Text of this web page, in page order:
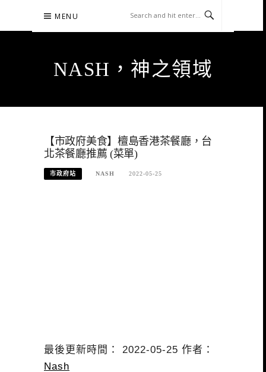
content
MENU
NASH，神之領域
【市政府美食】檀島香港茶餐廳，台
北茶餐廳推薦 (菜單)
市政府站 NASH 2022-05-25
最後更新時間： 2022-05-25 作者：
Nash